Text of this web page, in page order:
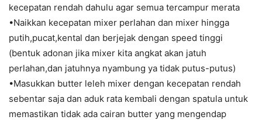
kecepatan rendah dahulu agar semua tercampur merata
•Naikkan kecepatan mixer perlahan dan mixer hingga
putih,pucat,kental dan berjejak dengan speed tinggi
(bentuk adonan jika mixer kita angkat akan jatuh
perlahan,dan jatuhnya nyambung ya tidak putus-putus)
•Masukkan butter leleh mixer dengan kecepatan rendah
sebentar saja dan aduk rata kembali dengan spatula untuk
memastikan tidak ada cairan butter yang mengendap